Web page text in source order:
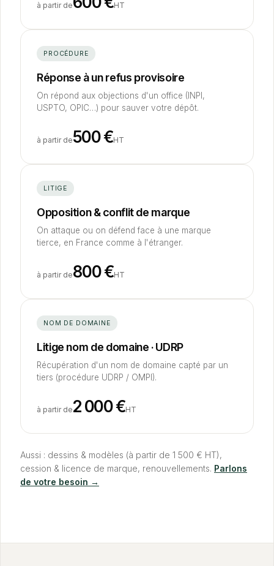
à partir de HT
PROCÉDURE
Réponse à un refus provisoire
On répond aux objections d'un office (INPI,
USPTO, OPIC…) pour sauver votre dépôt.
à partir de500€HT
LITIGE
Opposition&conflit de marque
On attaque ou on défend face à une marque
tierce, en France comme à l'étranger.
à partir de800€HT
NOM DE DOMAINE
Litige nom de domaine · UDRP
Récupération d'un nom de domaine capté par un
tiers (procédure UDRP / OMPI).
à partir de2000€HT
Aussi : dessins & modèles (à partir de 1 500 € HT),
cession & licence de marque, renouvellements. Parlons
de votre besoin →